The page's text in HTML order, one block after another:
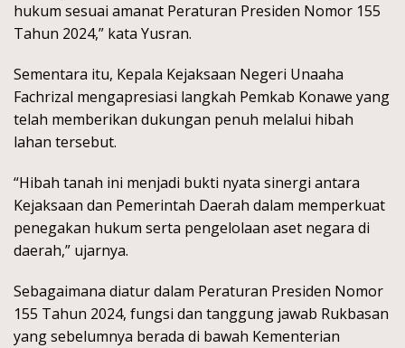
hukum sesuai amanat Peraturan Presiden Nomor 155
Tahun 2024,” kata Yusran.
Sementara itu, Kepala Kejaksaan Negeri Unaaha
Fachrizal mengapresiasi langkah Pemkab Konawe yang
telah memberikan dukungan penuh melalui hibah
lahan tersebut.
“Hibah tanah ini menjadi bukti nyata sinergi antara
Kejaksaan dan Pemerintah Daerah dalam memperkuat
penegakan hukum serta pengelolaan aset negara di
daerah,” ujarnya.
Sebagaimana diatur dalam Peraturan Presiden Nomor
155 Tahun 2024, fungsi dan tanggung jawab Rukbasan
yang sebelumnya berada di bawah Kementerian